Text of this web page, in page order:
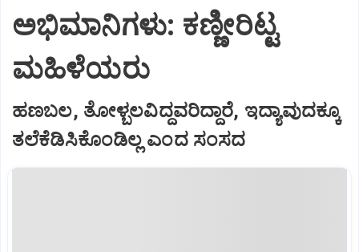
ಅಭಿಮಾನಿಗಳು: ಕಣ್ಣೀರಿಟ್ಟ
ಮಹಿಳೆಯರು
ಹಣಬಲ, ತೋಳ್ಬಲವಿದ್ದವರಿದ್ದಾರೆ, ಇದ್ಯಾವುದಕ್ಕೂ
ತಲೆಕೆಡಿಸಿಕೊಂಡಿಲ್ಲ ಎಂದ ಸಂಸದ